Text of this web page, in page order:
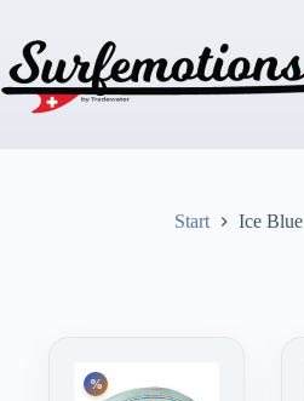
springen
Start Ice Blue